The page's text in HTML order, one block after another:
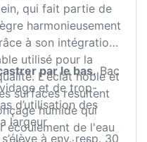
qui fait partie de
harmonieusement
à son intégration
utilisé pour la
L'éclat noble et
surfaces résultent
humide qui
écoulement de l'eau
par le bas.Bac
et de trop-
d’utilisation des
largeur
à env. resp. 30